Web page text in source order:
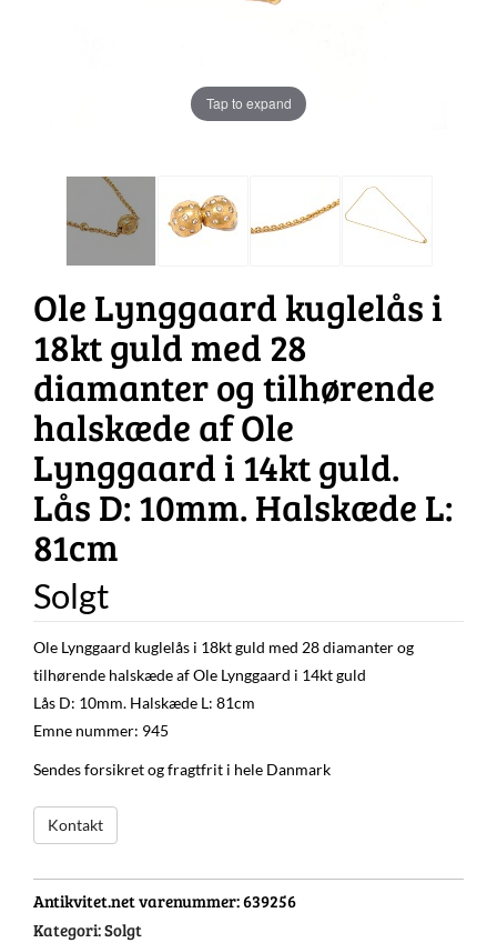
Tap to expand
Ole Lynggaard kuglelås i
18kt guld med 28
diamanter og tilhørende
halskæde af Ole
Lynggaard i 14kt guld.
Lås D: 10mm. Halskæde L:
81cm
Solgt
Ole Lynggaard kuglelås i 18kt guld med 28 diamanter og
tilhørende halskæde af Ole Lynggaard i 14kt guld
Lås D: 10mm. Halskæde L: 81cm
Emne nummer: 945
Sendes forsikret og fragtfrit i hele Danmark
Kontakt
Antikvitet.net varenummer:639256
Kategori:Solgt